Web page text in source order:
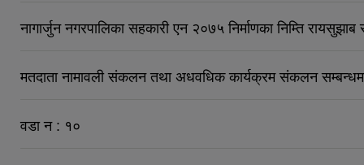
नागार्जुन नगरपालिका सहकारी एन २०७५ निर्माणका निम्ति
मतदाता नामावली संकलन तथा अधवधिक कार्यक्रम संकलन
वडा न : १०